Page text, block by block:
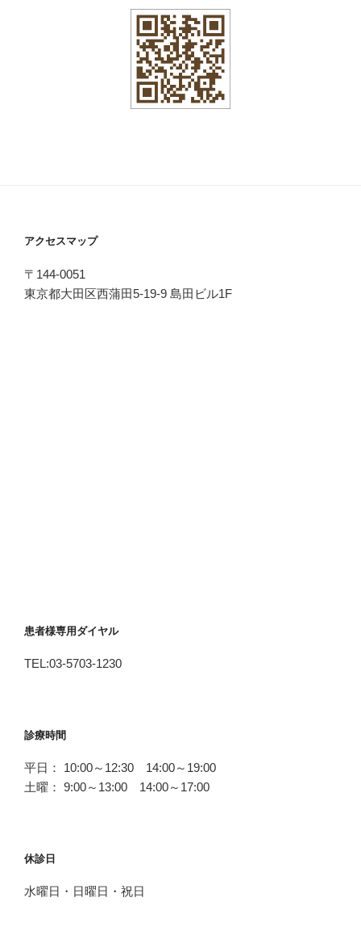
アクセスマップ
〒144-0051
東京都大田区西蒲田5-19-9 島田ビル1F
患者様専用ダイヤル
TEL:03-5703-1230
診療時間
平日： 10:00～12:30 14:00～19:00
土曜： 9:00～13:00 14:00～17:00
休診日
水曜日・日曜日・祝日